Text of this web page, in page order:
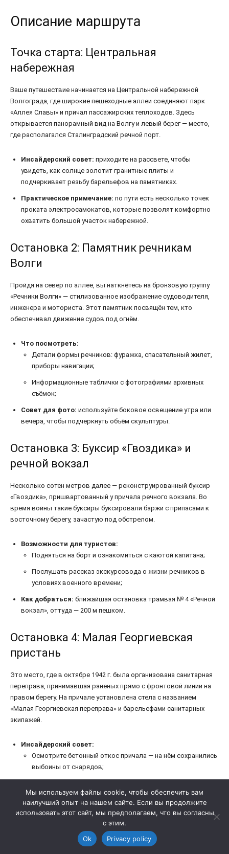
Мы используем файлы cookie, чтобы обеспечить вам
наилучший опыт на нашем сайте. Если вы продолжите
использовать этот сайт, мы предполагаем, что вы согласны
с этим.
Ok
Privacy policy